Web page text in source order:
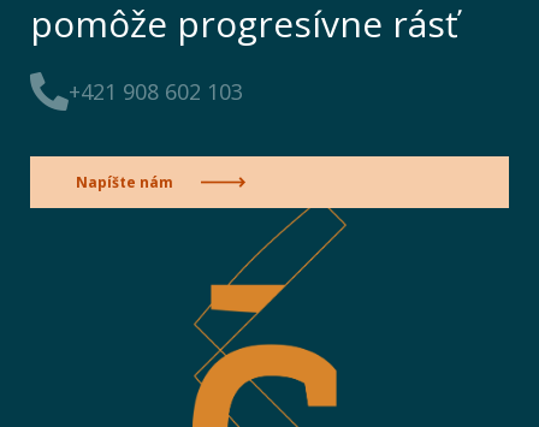
pomôže progresívne rásť
+421 908 602 103
Napíšte nám